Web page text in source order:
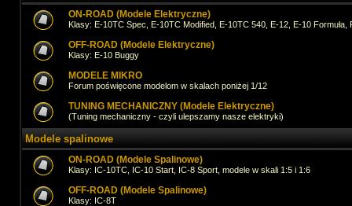
ON-ROAD (Modele Elektryczne)
Klasy: E-10TC Spec, E-10TC Modified, E-10TC 540, E-12, E-10 Formuła,
OFF-ROAD (Modele Elektryczne)
Klasy: E-10 Buggy
MODELE MIKRO
Forum poświęcone modelom w skalach poniżej 1/12
TUNING MECHANICZNY (Modele Elektryczne)
(Tuning mechaniczny - czyli ulepszamy nasze elektryki)
Modele spalinowe
ON-ROAD (Modele Spalinowe)
Klasy: IC-10TC, IC-10 Start, IC-8 Sport, modele w skali 1:5 i 1:6
OFF-ROAD (Modele Spalinowe)
Klasy: IC-8T